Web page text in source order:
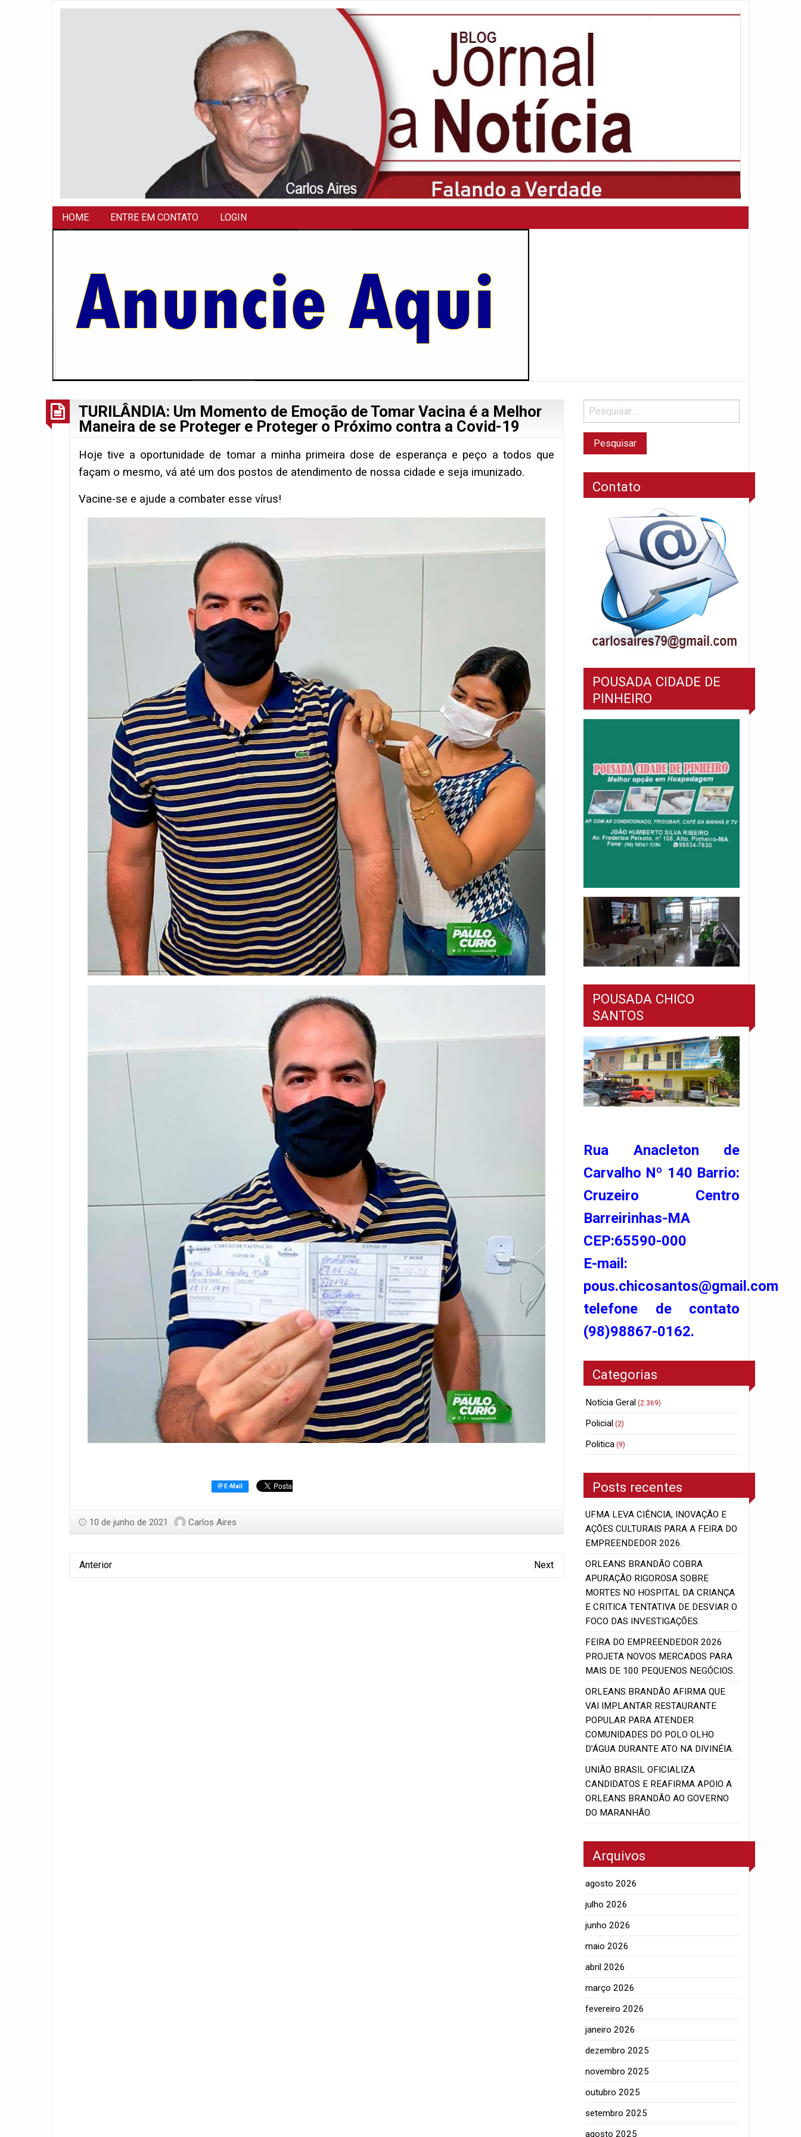
HOME ENTRE EM CONTATO LOGIN
TURILÂNDIA: Um Momento de Emoção de Tomar Vacina é a Melhor
Maneira de se Proteger e Proteger o Próximo contra a Covid-19
Hoje tive a oportunidade de tomar a minha primeira dose de esperança e peço a todos que
façam o mesmo, vá até um dos postos de atendimento de nossa cidade e seja imunizado.
Vacine-se e ajude a combater esse vírus!
10 de junho de 2021 Carlos Aires
Anterior Next
Contato
POUSADA CIDADE DE
PINHEIRO
POUSADA CHICO
SANTOS
Rua Anacleton de
Carvalho Nº 140 Barrio:
Cruzeiro Centro
Barreirinhas-MA
CEP:65590-000
E-mail:
pous.chicosantos@gmail.com
telefone de contato
(98)98867-0162.
Categorias
Notícia Geral (2.369)
Policial (2)
Politica (9)
Posts recentes
UFMA LEVA CIÊNCIA, INOVAÇÃO E
AÇÕES CULTURAIS PARA A FEIRA DO
EMPREENDEDOR 2026.
ORLEANS BRANDÃO COBRA
APURAÇÃO RIGOROSA SOBRE
MORTES NO HOSPITAL DA CRIANÇA
E CRITICA TENTATIVA DE DESVIAR O
FOCO DAS INVESTIGAÇÕES.
FEIRA DO EMPREENDEDOR 2026
PROJETA NOVOS MERCADOS PARA
MAIS DE 100 PEQUENOS NEGÓCIOS.
ORLEANS BRANDÃO AFIRMA QUE
VAI IMPLANTAR RESTAURANTE
POPULAR PARA ATENDER
COMUNIDADES DO POLO OLHO
D’ÁGUA DURANTE ATO NA DIVINÉIA.
UNIÃO BRASIL OFICIALIZA
CANDIDATOS E REAFIRMA APOIO A
ORLEANS BRANDÃO AO GOVERNO
DO MARANHÃO.
Arquivos
agosto 2026
julho 2026
junho 2026
maio 2026
abril 2026
março 2026
fevereiro 2026
janeiro 2026
dezembro 2025
novembro 2025
outubro 2025
setembro 2025
agosto 2025